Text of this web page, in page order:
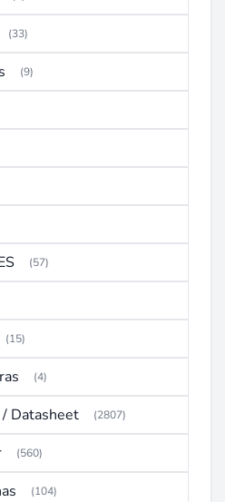
(33)
(9)
(57)
(15)
(4)
Datasheet (2807)
(560)
(104)